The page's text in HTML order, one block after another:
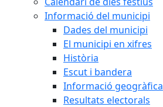
Informació del municipi
Dades del municipi
El municipi en xifres
Història
Escut i bandera
Informació geogràfica
Resultats electorals